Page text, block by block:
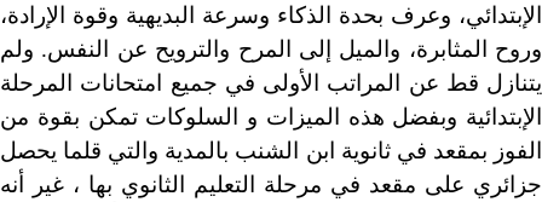
الإبتدائي، وعرف بحدة الذكاء وسرعة البديهية وقوة الإرادة،
وروح المثابرة، والميل إلى المرح والترويح عن النفس. ولم
يتنازل قط عن المراتب الأولى في جميع امتحانات المرحلة
الإبتدائية وبفضل هذه الميزات و السلوكات تمكن بقوة من
الفوز بمقعد في ثانوية ابن الشنب بالمدية والتي قلما يحصل
جزائري على مقعد في مرحلة التعليم الثانوي بها ، غير أنه